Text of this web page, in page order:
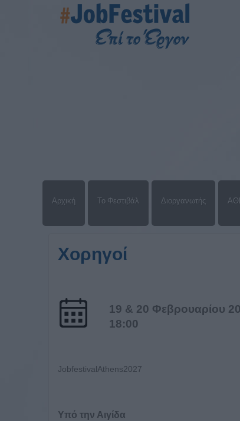
Αρχική Το Φεστιβάλ Διοργανωτής
Χορηγοί
19 & 20 Φεβρουαρίου
18:00
JobfestivalAthens2027
Υπό την Αιγίδα